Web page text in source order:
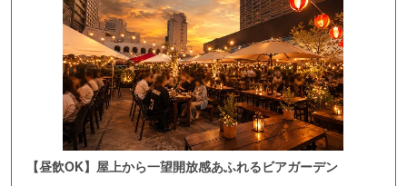
【昼飲OK】屋上から一望開放感あふれるビアガーデン